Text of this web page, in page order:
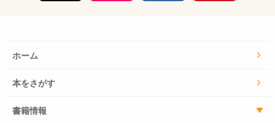
ホーム
本をさがす
書籍情報